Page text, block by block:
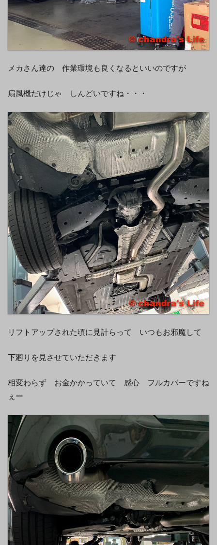
メカさん達の 作業環境も良くなるといいのですが
扇風機だけじゃ しんどいですね・・・
リフトアップされた頃に見計らって いつもお邪魔して
下廻りを見させていただきます
相変わらず お金かかっていて 感心 フルカバーですね
ぇー